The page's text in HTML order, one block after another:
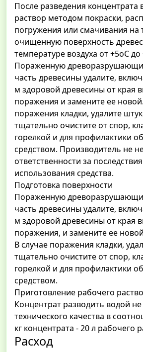
После разведения концентрата
раствор методом покраски,
погружения или смачивания на
очищенную поверхность
температуре воздуха от +5оС до
Пораженную
часть древесины удалите,
м здоровой древесины от края
поражения и замените ее
поражения кладки, удалите
тщательно очистите от спор,
горелкой и для профилактики
средством. Производитель не
ответственности за
использования средства.
Подготовка поверхности
Пораженную
часть древесины удалите,
м здоровой древесины от края
поражения, и замените ее
В случае поражения кладки,
тщательно очистите от спор,
горелкой и для профилактики
средством.
Приготовление рабочего
Концентрат разводить водой
технического качества в
кг концентрата - 20 л рабочего
Расход